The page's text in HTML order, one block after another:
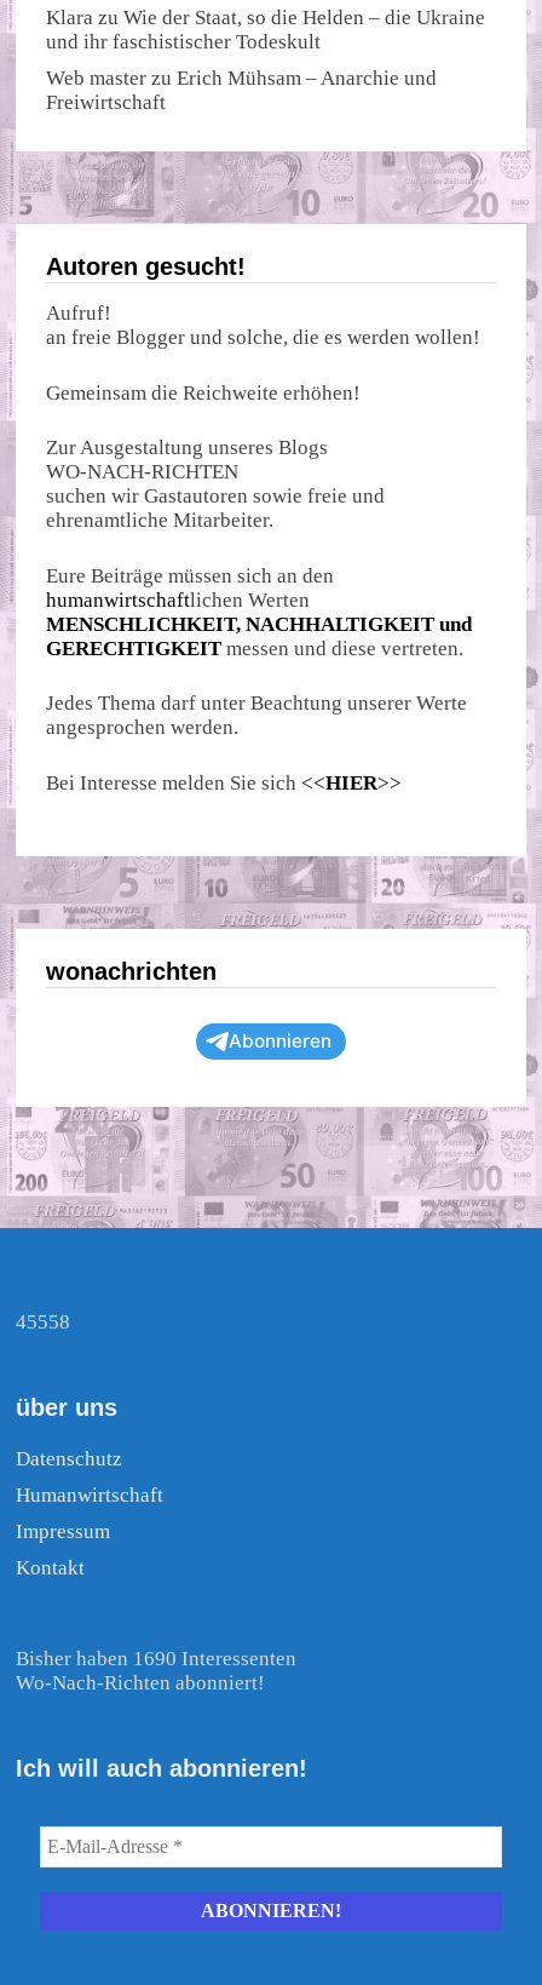
Klara zuWie der Staat, so die Helden – die Ukraine
und ihr faschistischer Todeskult
Web master zuErich Mühsam – Anarchie und
Freiwirtschaft
Autoren gesucht!
Aufruf!
an freie Blogger und solche, die es werden wollen!
Gemeinsam die Reichweite erhöhen!
Zur Ausgestaltung unseres Blogs
WO-NACH-RICHTEN
suchen wir Gastautoren sowie freie und
ehrenamtliche Mitarbeiter.
Eure Beiträge müssen sich an den
humanwirtschaftlichen Werten
MENSCHLICHKEIT, NACHHALTIGKEIT und
GERECHTIGKEIT messen und diese vertreten.
Jedes Thema darf unter Beachtung unserer Werte
angesprochen werden.
Bei Interesse melden Sie sich <<HIER>>
wonachrichten
Abonnieren
45558
über uns
Datenschutz
Humanwirtschaft
Impressum
Kontakt
Bisher haben 1690 Interessenten
Wo-Nach-Richten abonniert!
Ich will auch abonnieren!